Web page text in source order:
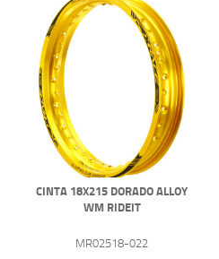
CINTA 18X215 DORADO ALLOY
WM RIDEIT
MR02518-022